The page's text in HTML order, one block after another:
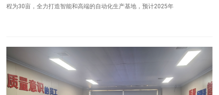
程为30亩，全力打造智能和高端的自动化生产基地，预计2025年